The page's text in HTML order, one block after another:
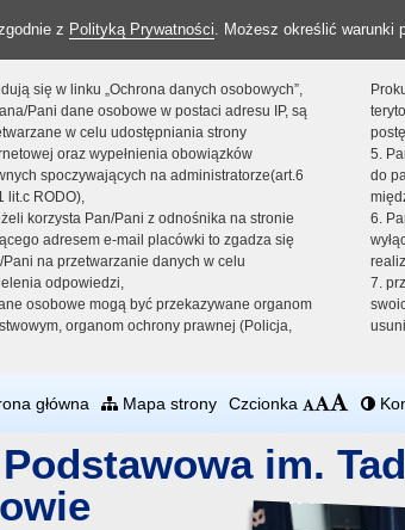
z Polityką Prywatności. Możesz określić warunki
się w linku „Ochrona danych osobowych”,
Pani dane osobowe w postaci adresu IP, są
w celu udostępniania strony
oraz wypełnienia obowiązków
spoczywających na administratorze(art.6
lit.c RODO),
korzysta Pan/Pani z odnośnika na stronie
adresem e-mail placówki to zgadza się
Pani na przetwarzanie danych w celu
odpowiedzi,
osobowe mogą być przekazywane organom
organom ochrony prawnej (Policja,
5.
do
6.
7.
główna Mapa strony Czcionka
Podstawowa im.